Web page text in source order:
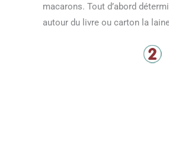
macarons. Tout d’abord
autour du livre ou carton la